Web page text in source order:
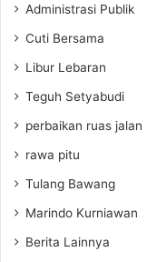
Administrasi Publik
Cuti Bersama
Libur Lebaran
Teguh Setyabudi
perbaikan ruas jalan
rawa pitu
Tulang Bawang
Marindo Kurniawan
Berita Lainnya